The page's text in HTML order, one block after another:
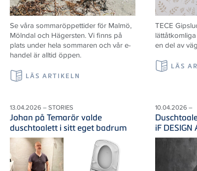
Se våra sommaröppettider för Malmö,
Mölndal och Hägersten. Vi finns på
plats under hela sommaren och vår e-
handel är alltid öppen.
LÄS ARTIKELN
TECE
en del av
LÄS
13.04.2026 – STORIES
Johan på Temarör valde
duschtoalett i sitt eget badrum
10.04.2026 –
iF